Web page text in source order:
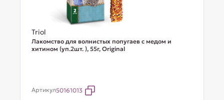
Triol
Лакомство для волнистых попугаев с медом и
хитином (уп.2шт. ), 55г, Original
Артикул50161013